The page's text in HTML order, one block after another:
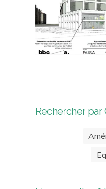
Rechercher par